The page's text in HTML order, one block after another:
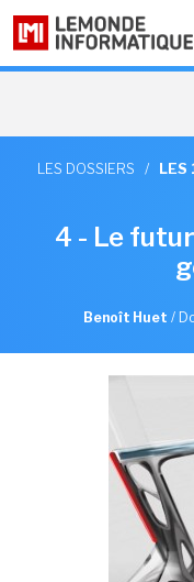
LES DOSSIERS /
LES
4 - Le
Benoît Huet /